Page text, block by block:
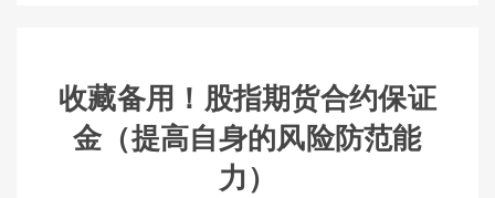
收藏备用！股指期货合约保证
金（提高自身的风险防范能
力）